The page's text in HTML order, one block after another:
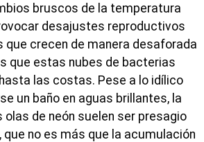
bruscos de la temperatura
desajustes reproductivos
que crecen de manera desaforada
que estas nubes de bacterias
las costas. Pese a lo idílico
un baño en aguas brillantes, la
de neón suelen ser presagio
que no es más que la acumulación